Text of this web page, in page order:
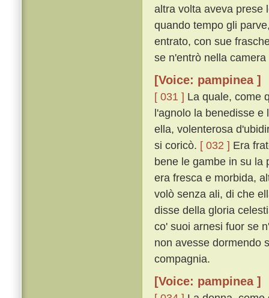
altra volta aveva prese
quando tempo gli
entrato, con sue
se n'entrò nella
[Voice: pampinea ]
[ 031 ] La quale, come
l'agnolo la benedisse e
ella, volenterosa
si coricò. [ 032 ] Era
bene le gambe in su la
era fresca e morbida,
volò senza ali, di che
disse della gloria
co' suoi arnesi fuor se
non avesse dormendo
compagnia.
[Voice: pampinea ]